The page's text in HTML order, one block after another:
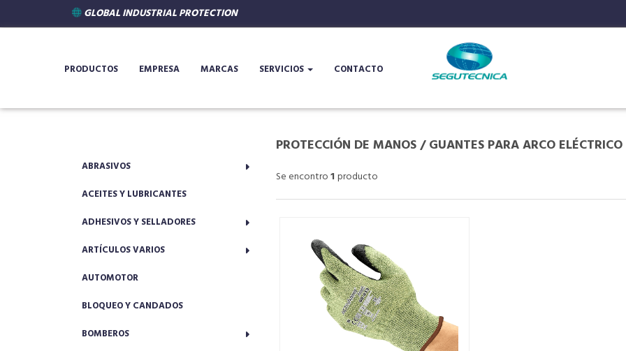
GLOBAL INDUSTRIAL PROTECTION
PRODUCTOS EMPRESA MARCAS SERVICIOS CONTACTO
ABRASIVOS
ACEITES Y LUBRICANTES
ADHESIVOS Y SELLADORES
ARTÍCULOS VARIOS
AUTOMOTOR
BLOQUEO Y CANDADOS
BOMBEROS
PROTECCIÓN DE MANOS/GUANTES PARA ARCO ELÉCTRICO
Se encontro1 producto